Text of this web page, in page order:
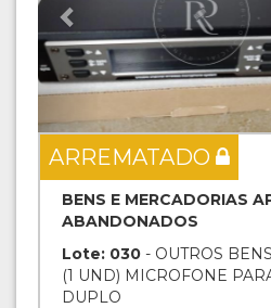
ARREMATADO
BENS E MERCADORIAS
ABANDONADOS
Lote: 030 - OUTROS
(1 UND) MICROFONE
DUPLO